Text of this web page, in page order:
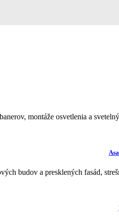
montáže osvetlenia a
budov a presklených fasád,